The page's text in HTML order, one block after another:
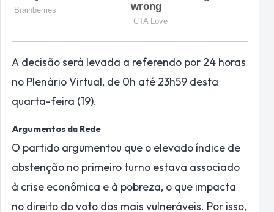
A decisão será levada a referendo por 24 horas
no Plenário Virtual, de 0h até 23h59 desta
quarta-feira (19).
Argumentos da Rede
O partido argumentou que o elevado índice de
abstenção no primeiro turno estava associado
à crise econômica e à pobreza, o que impacta
no direito do voto dos mais vulneráveis. Por isso,